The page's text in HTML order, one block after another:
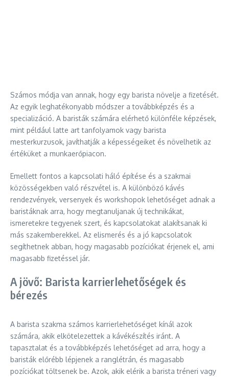
Számos módja van annak, hogy egy barista növelje a fizetését.
Az egyik leghatékonyabb módszer a továbbképzés és a
specializáció. A baristák számára elérhető különféle képzések,
mint például latte art tanfolyamok vagy barista
mesterkurzusok, javíthatják a képességeiket és növelhetik az
értéküket a munkaerőpiacon.
Emellett fontos a kapcsolati háló építése és a szakmai
közösségekben való részvétel is. A különböző kávés
rendezvények, versenyek és workshopok lehetőséget adnak a
baristáknak arra, hogy megtanuljanak új technikákat,
ismeretekre tegyenek szert, és kapcsolatokat alakítsanak ki
más szakemberekkel. Az elismerés és a jó kapcsolatok
segíthetnek abban, hogy magasabb pozíciókat érjenek el, ami
magasabb fizetéssel jár.
A jövő: Barista karrierlehetőségek és
bérezés
A barista szakma számos karrierlehetőséget kínál azok
számára, akik elkötelezettek a kávékészítés iránt. A
tapasztalat és a továbbképzés lehetőséget ad arra, hogy a
baristák előrébb lépjenek a ranglétrán, és magasabb
pozíciókat töltsenek be. Azok, akik elérik a barista tréneri vagy